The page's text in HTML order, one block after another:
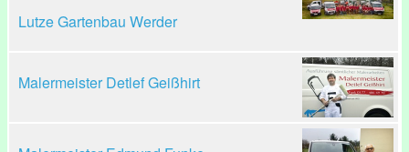
Lutze Gartenbau Werder
Malermeister Detlef Geißhirt